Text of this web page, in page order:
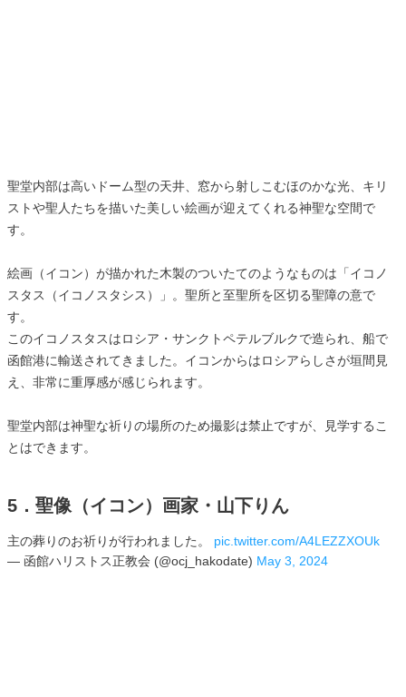
聖堂内部は高いドーム型の天井、窓から射しこむほのかな光、キリ
ストや聖人たちを描いた美しい絵画が迎えてくれる神聖な空間で
す。
絵画（イコン）が描かれた木製のついたてのようなものは「イコノ
スタス（イコノスタシス）」。聖所と至聖所を区切る聖障の意で
す。
このイコノスタスはロシア・サンクトペテルブルクで造られ、船で
函館港に輸送されてきました。イコンからはロシアらしさが垣間見
え、非常に重厚感が感じられます。
聖堂内部は神聖な祈りの場所のため撮影は禁止ですが、見学するこ
とはできます。
5．聖像（イコン）画家・山下りん
主の葬りのお祈りが行われました。 pic.twitter.com/A4LEZZXOUk
— 函館ハリストス正教会 (@ocj_hakodate) May 3, 2024